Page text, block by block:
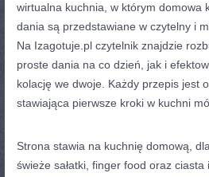
wirtualna kuchnia, w którym domowa
dania są przedstawiane w czytelny i
Na Izagotuje.pl czytelnik znajdzie
proste dania na co dzień, jak i
kolację we dwoje. Każdy przepis jest
stawiająca pierwsze kroki w kuchni
Strona stawia na kuchnię domową,
świeże sałatki, finger food oraz